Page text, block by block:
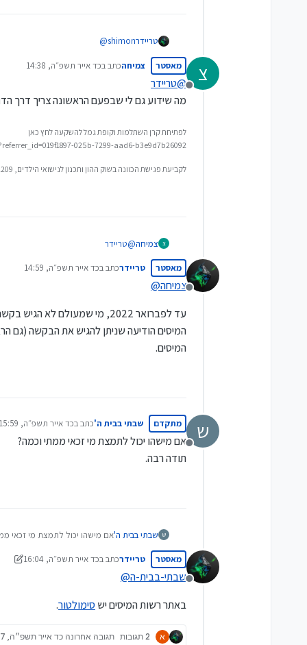
מתוך אתר "כל זכות" טריידר @shimon
למה כל כך מסובך ?
מענק עבודה - לבחור שנה רצויה -
(זה מחושבן אוטומטית על בסיס שומת
צ
מנותק
מאסטר צמיחהכתב בכד אייר תשפ״ה, 14:38
נערך לאחרונה על ידי
@טריידר
מה שידוע גם לי שבפעם הראשונה צריך דרך
לפתיחת קרן השתלמות וקופת גמל להשקעה לחץ כאן
025b-7299-aad6-b3e9d7b26092
לקביעת פגישת הכוונה בשוק ההון ותכנון לנישואי הילדים, 0548592209
צ צמיחה@טריידר
מנותק
מאסטר טריידרכתב בכד אייר תשפ״ה, 14:59
נערך לאחרונה על ידי
@צמיחה
המיסים הודיעה שניתן להגיש את הבקשה (גם
המיסים.
ש
מנותק
מתקדם שבתי בבית ה'כתב בכד אייר תשפ״ה, 15:59
נערך לאחרונה על ידי
אם מישהו יכול לתמצת מי זכאי ממתי וכמה?
תודה רבה.
ש שבתי בבית ה'אם מישהו יכול לתמצת מי זכאי
מנותק
מאסטר טריידרכתב בכד אייר תשפ״ה, 16:04
נערך לאחרונה על ידי טריידר
@שבתי-בבית-ה
באתר רשות המיסים ישסימולטור.
א 2 תגובות תגובה אחרונה כד אייר תשפ״ה, 16:07